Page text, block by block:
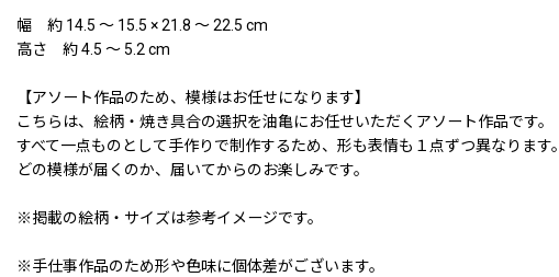
幅 約 14.5 〜 15.5 × 21.8 〜 22.5 cm
高さ 約 4.5 〜 5.2 cm
【アソート作品のため、模様はお任せになります】
こちらは、絵柄・焼き具合の選択を油亀にお任せいただくアソート作品です。
すべて一点ものとして手作りで制作するため、形も表情も１点ずつ異なります。
どの模様が届くのか、届いてからのお楽しみです。
※掲載の絵柄・サイズは参考イメージです。
※手仕事作品のため形や色味に個体差がございます。